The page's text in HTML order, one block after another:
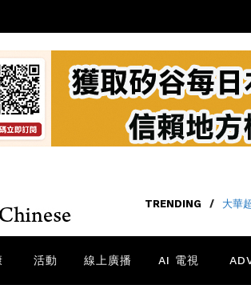
TRENDING / 大華
TRENDING 老
活動 線上廣播 AI 電視